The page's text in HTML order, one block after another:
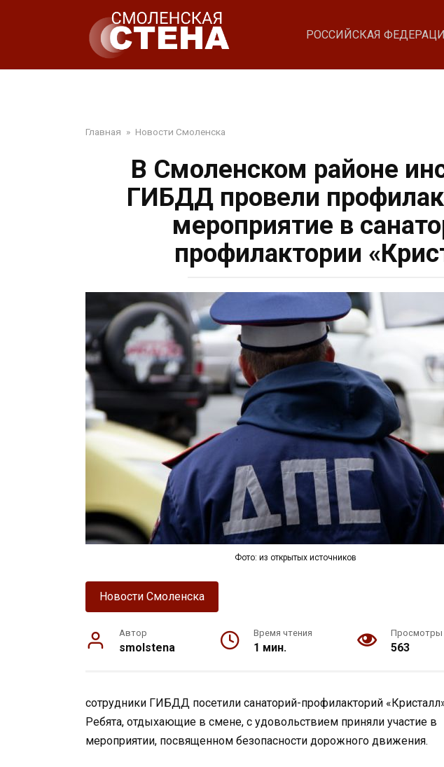
РОССИЙСКАЯ
Главная » Новости Смоленска
В Смоленском районе
ГИБДД провели
мероприятие в
профилактории
Фото: из открытых источников
Новости Смоленска
Автор
smolstena
Время чтения
1 мин.
Просмотры
563
сотрудники ГИБДД посетили санаторий-профилакторий
Ребята, отдыхающие в смене, с удовольствием приняли участие в
мероприятии, посвященном безопасности дорожного движения.